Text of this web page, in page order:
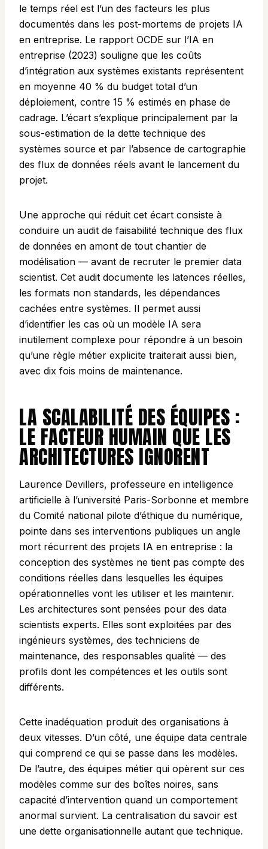
le temps réel est l’un des facteurs les plus
documentés dans les post-mortems de projets IA
en entreprise. Le rapport OCDE sur l’IA en
entreprise (2023) souligne que les coûts
d’intégration aux systèmes existants représentent
en moyenne 40 % du budget total d’un
déploiement, contre 15 % estimés en phase de
cadrage. L’écart s’explique principalement par la
sous-estimation de la dette technique des
systèmes source et par l’absence de cartographie
des flux de données réels avant le lancement du
projet.
Une approche qui réduit cet écart consiste à
conduire un audit de faisabilité technique des flux
de données en amont de tout chantier de
modélisation — avant de recruter le premier data
scientist. Cet audit documente les latences réelles,
les formats non standards, les dépendances
cachées entre systèmes. Il permet aussi
d’identifier les cas où un modèle IA sera
inutilement complexe pour répondre à un besoin
qu’une règle métier explicite traiterait aussi bien,
avec dix fois moins de maintenance.
LA SCALABILITÉ DES ÉQUIPES :
LE FACTEUR HUMAIN QUE LES
ARCHITECTURES IGNORENT
Laurence Devillers, professeure en intelligence
artificielle à l’université Paris-Sorbonne et membre
du Comité national pilote d’éthique du numérique,
pointe dans ses interventions publiques un angle
mort récurrent des projets IA en entreprise : la
conception des systèmes ne tient pas compte des
conditions réelles dans lesquelles les équipes
opérationnelles vont les utiliser et les maintenir.
Les architectures sont pensées pour des data
scientists experts. Elles sont exploitées par des
ingénieurs systèmes, des techniciens de
maintenance, des responsables qualité — des
profils dont les compétences et les outils sont
différents.
Cette inadéquation produit des organisations à
deux vitesses. D’un côté, une équipe data centrale
qui comprend ce qui se passe dans les modèles.
De l’autre, des équipes métier qui opèrent sur ces
modèles comme sur des boîtes noires, sans
capacité d’intervention quand un comportement
anormal survient. La centralisation du savoir est
une dette organisationnelle autant que technique.